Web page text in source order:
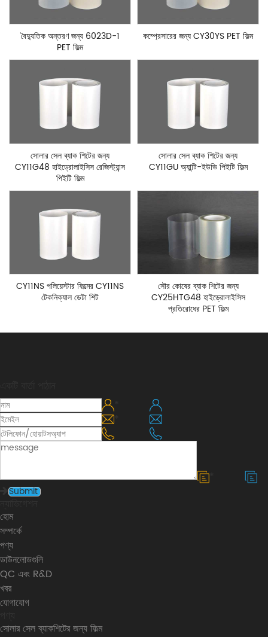
বৈদ্যুতিক অন্তরণ জন্য 6023D-1
PET ফিল্ম
কম্প্রেসারের জন্য CY30YS PET ফিল্ম
সোলার সেল ব্যাক শিটের জন্য
CY11G48 হাইড্রোলাইসিস রেজিস্ট্যান্স
পিইটি ফিল্ম
সোলার সেল ব্যাক শিটের জন্য
CY11GU অ্যান্টি-ইউভি পিইটি ফিল্ম
CY11NS পলিয়েস্টার ফিল্মের CY11NS
টেকনিক্যাল ডেটা শিট
সৌর কোষের ব্যাক শিটের জন্য
CY25HTG48 হাইড্রোলাইসিস
প্রতিরোধের PET ফিল্ম
হোম
সম্পর্কে
পণ্য
ডাউনলোডগুলি
QC এবং R&D
খবর
যোগাযোগ
সোলার সেল ব্যাকশিটের জন্য ফিল্ম